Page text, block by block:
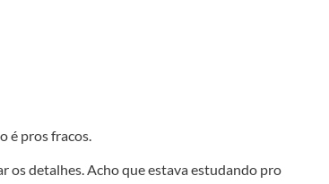
é pros fracos.
os detalhes. Acho que estava estudando pro